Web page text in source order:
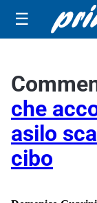
☰
che
asilo
cibo